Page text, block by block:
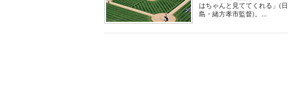
はちゃんと見ててくれる」(
島・緒方孝市監督)。...